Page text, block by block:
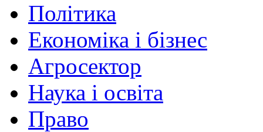
Політика
Економіка і бізнес
Агросектор
Наука і освіта
Право